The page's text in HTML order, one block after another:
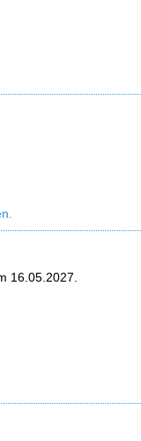
16.05.2027.